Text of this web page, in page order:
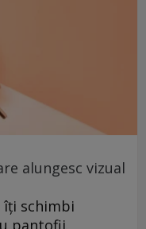
alungesc vizual
îți schimbi
pantofii.